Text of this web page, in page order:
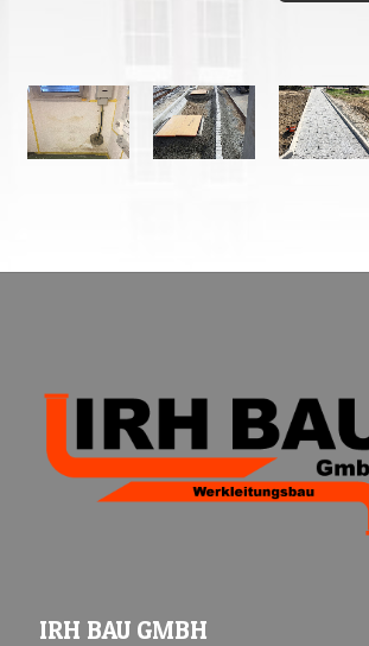
IRH BAU GMBH